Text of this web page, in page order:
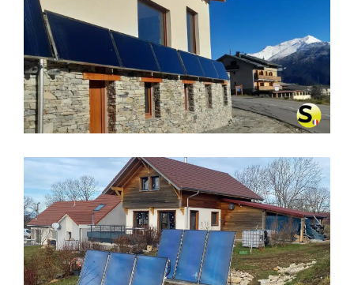
CHAUFFAGE SOLAIRE SOLISART À
AUSSOIS (73500)
CHAUFFAGE SOLAIRE SOLISART À
LA LATETTE (39250)